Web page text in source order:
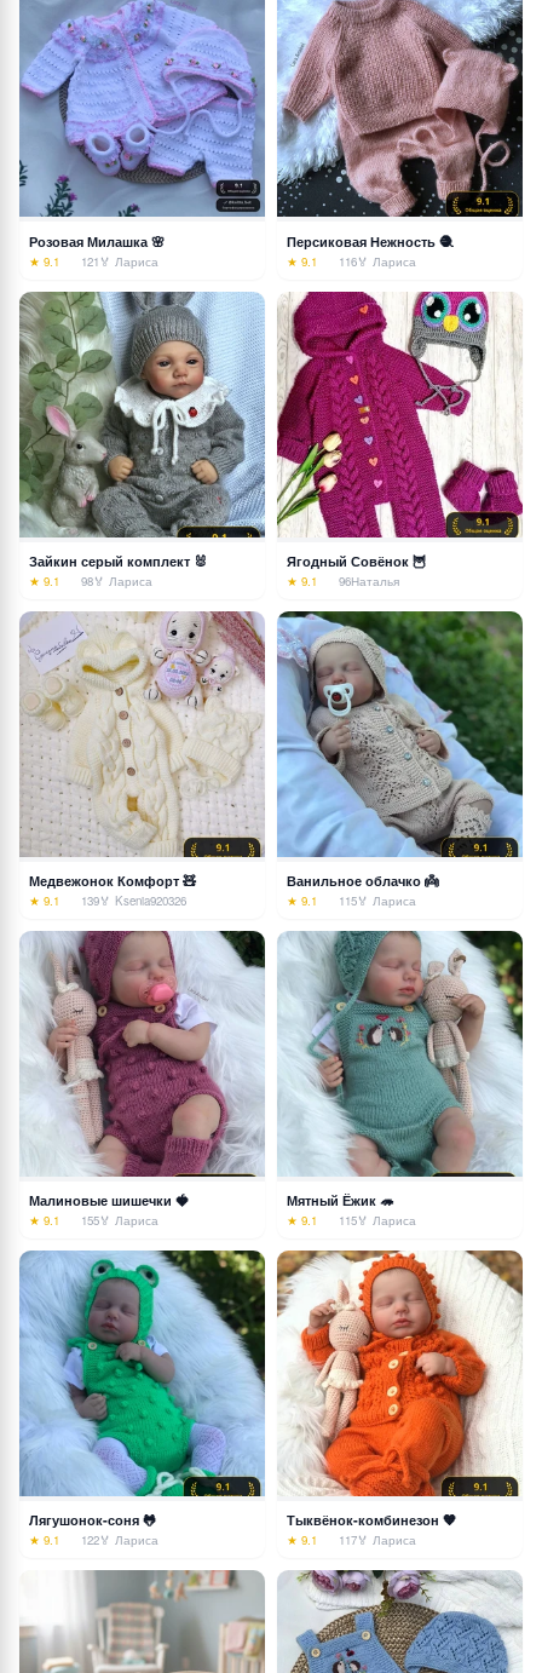
Розовая Милашка 🌸
★ 9.1 121 🏅 Лариса
Персиковая Нежность 🧶
★ 9.1 116🏅 Лариса
Зайкин серый комплект 🐰
★ 9.1 98🏅 Лариса
Ягодный Совёнок 🦉
★ 9.1 96Наталья
Медвежонок Комфорт 🧸
★ 9.1 139🏅 Ksenia920326
Ванильное облачко 👼
★ 9.1 115🏅 Лариса
Малиновые шишечки 🍓
★ 9.1 155🏅 Лариса
Мятный Ёжик 🦔
★ 9.1 115🏅 Лариса
Лягушонок-соня 🐸
★ 9.1 122🏅 Лариса
Тыквёнок-комбинезон 🧡
★ 9.1 117🏅 Лариса